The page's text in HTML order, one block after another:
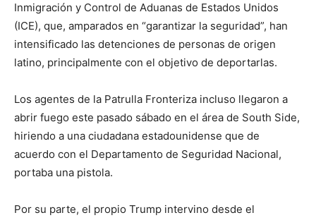
Inmigración y Control de Aduanas de Estados Unidos
(ICE), que, amparados en “garantizar la seguridad”, han
intensificado las detenciones de personas de origen
latino, principalmente con el objetivo de deportarlas.
Los agentes de la Patrulla Fronteriza incluso llegaron a
abrir fuego este pasado sábado en el área de South Side,
hiriendo a una ciudadana estadounidense que de
acuerdo con el Departamento de Seguridad Nacional,
portaba una pistola.
Por su parte, el propio Trump intervino desde el